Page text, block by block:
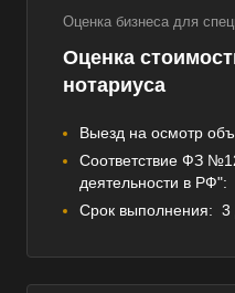
Оценка бизнеса для
Оценка
нотариуса
Выезд на осмотр
Соответствие ФЗ
деятельности в РФ":
Срок выполнения: 3